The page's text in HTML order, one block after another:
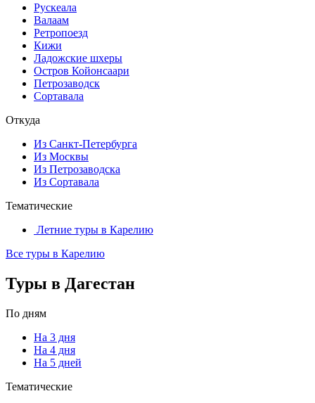
Рускеала
Валаам
Ретропоезд
Кижи
Ладожские шхеры
Остров Койонсаари
Петрозаводск
Сортавала
Откуда
Из Санкт-Петербурга
Из Москвы
Из Петрозаводска
Из Сортавала
Тематические
Летние туры в Карелию
Все туры в Карелию
Туры в Дагестан
По дням
На 3 дня
На 4 дня
На 5 дней
Тематические